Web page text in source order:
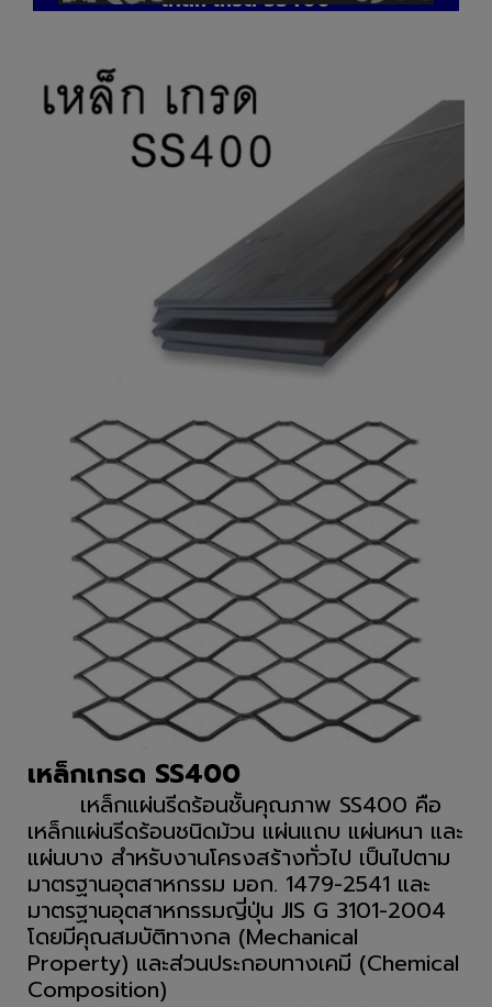
เหล็กเกรด SS400
เหล็กแผ่นรีดร้อนชั้นคุณภาพ SS400 คือ
เหล็กแผ่นรีดร้อนชนิดม้วน แผ่นแถบ แผ่นหนา และ
แผ่นบาง สำหรับงานโครงสร้างทั่วไป เป็นไปตาม
มาตรฐานอุตสาหกรรม มอก. 1479-2541 และ
มาตรฐานอุตสาหกรรมญี่ปุ่น JIS G 3101-2004
โดยมีคุณสมบัติทางกล (Mechanical
Property) และส่วนประกอบทางเคมี (Chemical
Composition)